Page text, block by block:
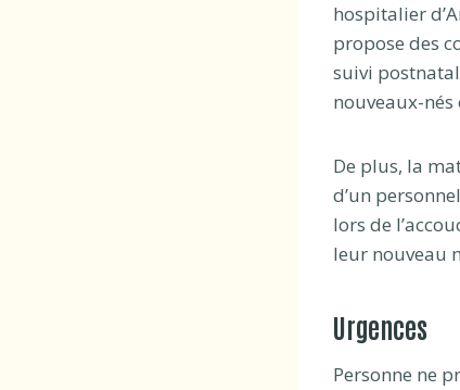
hospitalier
propose des
suivi
nouveaux-
De plus, la
d’un
lors de
leur nouveau
Urgences
Personne ne